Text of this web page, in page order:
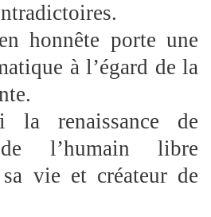
porte une
à l’égard de la
de
l’humain libre
vie et créateur de